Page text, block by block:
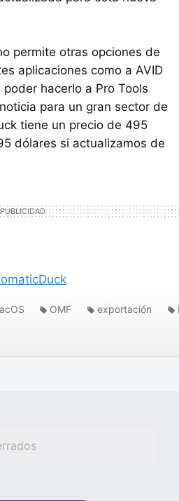
permite otras opciones de
aplicaciones como a AVID
hacerlo a Pro Tools
para un gran sector de
tiene un precio de 495
dólares si actualizamos de
OMF exportación